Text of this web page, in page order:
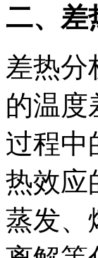
二、差
差热分
的温度
过程中
热效应
蒸发、